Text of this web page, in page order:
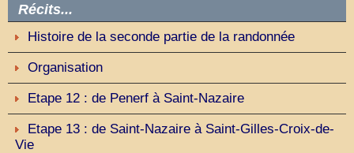
Récits...
Histoire de la seconde partie de la randonnée
Organisation
Etape 12 : de Penerf à Saint-Nazaire
Etape 13 : de Saint-Nazaire à Saint-Gilles-Croix-de-
Vie